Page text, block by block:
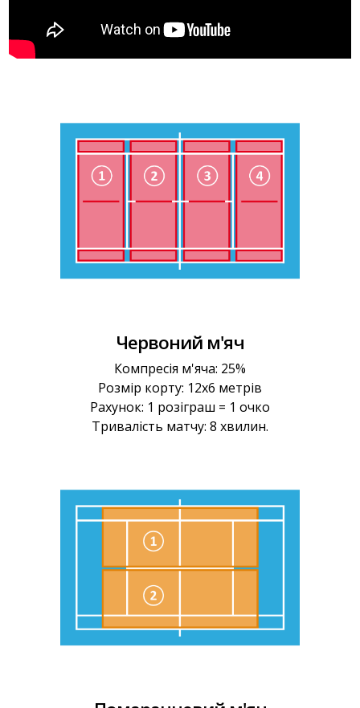
Червоний м'яч
Компресія м'яча: 25%
Розмір корту: 12х6 метрів
Рахунок: 1 розіграш = 1 очко
Тривалість матчу: 8 хвилин.